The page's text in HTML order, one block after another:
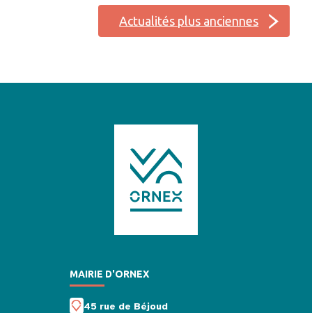
Actualités plus anciennes
MAIRIE D'ORNEX
45 rue de Béjoud